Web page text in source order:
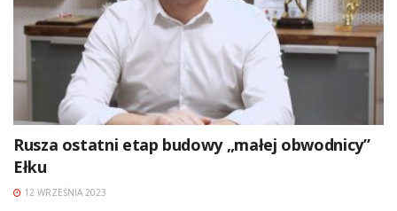
Rusza ostatni etap budowy „małej obwodnicy”
Ełku
12 WRZEŚNIA 2023